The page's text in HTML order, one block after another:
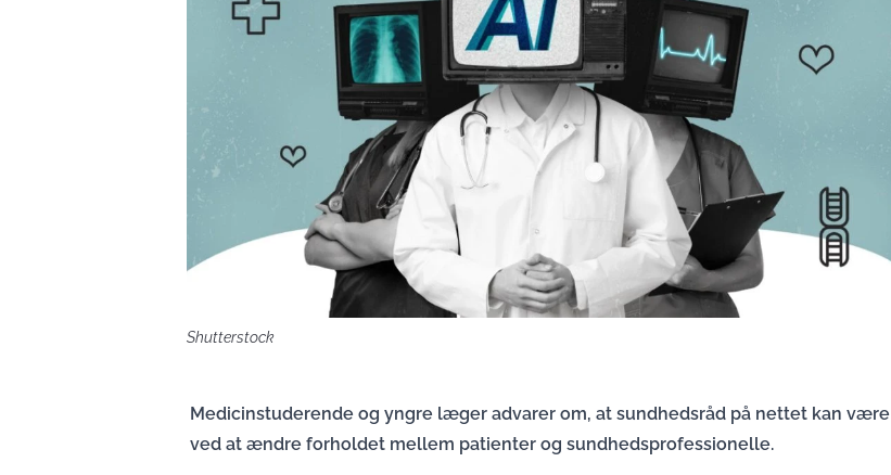
Shutterstock
Medicinstuderende og yngre læger advarer om, at sundhedsråd på nettet kan være
ved at ændre forholdet mellem patienter og sundhedsprofessionelle.